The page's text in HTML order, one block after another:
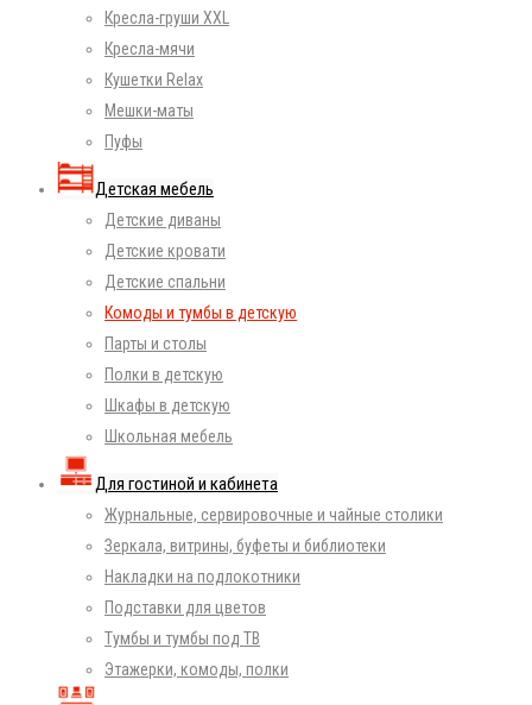
Кресла-груши XXL
Кресла-мячи
Кушетки Relax
Мешки-маты
Пуфы
Детская мебель
Детские диваны
Детские кровати
Детские спальни
Комоды и тумбы в детскую
Парты и столы
Полки в детскую
Шкафы в детскую
Школьная мебель
Для гостиной и кабинета
Журнальные, сервировочные и чайные столики
Зеркала, витрины, буфеты и библиотеки
Накладки на подлокотники
Подставки для цветов
Тумбы и тумбы под ТВ
Этажерки, комоды, полки